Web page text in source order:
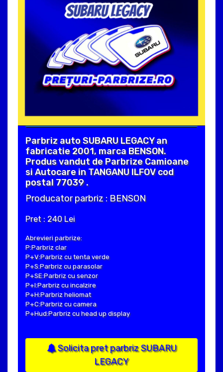
Parbriz auto SUBARU LEGACY an
fabricatie 2001, marca BENSON.
Produs vandut de Parbrize Camioane
si Autocare in TANGANU ILFOV cod
postal 77039 .
Producator parbriz : BENSON
Pret : 240 Lei
Abrevieri parbrize:
P:Parbriz clar
P+V:Parbriz cu tenta verde
P+S:Parbriz cu parasolar
P+SE:Parbriz cu senzor
P+I:Parbriz cu incalzire
P+H:Parbriz heliomat
P+C:Parbriz cu camera
P+Hud:Parbriz cu head up display
Solicita pret parbriz SUBARU
LEGACY